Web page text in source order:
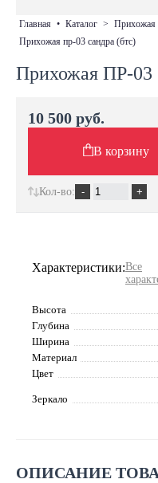
главная • каталог > прихожая
прихожая пр-03 сандра (бтс)
Прихожая ПР-
Характеристики:Все
Высота
Глубина
Ширина
Материал
Цвет
Зеркало
ОПИСАНИЕ
10 500 руб.
В корзину
Кол-во: